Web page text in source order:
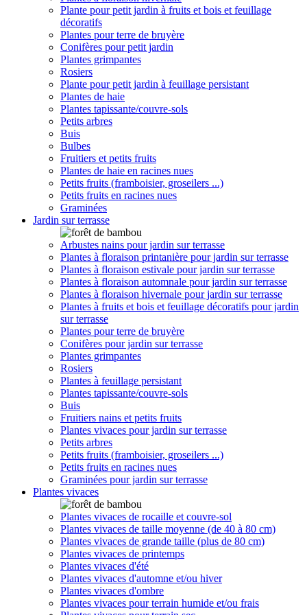
Plante pour petit jardin à fruits et bois et feuillage
décoratifs
Plantes pour terre de bruyère
Conifères pour petit jardin
Plantes grimpantes
Rosiers
Plante pour petit jardin à feuillage persistant
Plantes de haie
Plantes tapissante/couvre-sols
Petits arbres
Buis
Bulbes
Fruitiers et petits fruits
Plantes de haie en racines nues
Petits fruits (framboisier, groseilers ...)
Petits fruits en racines nues
Graminées
Jardin sur terrasse
Arbustes nains pour jardin sur terrasse
Plantes à floraison printanière pour jardin sur terrasse
Plantes à floraison estivale pour jardin sur terrasse
Plantes à floraison automnale pour jardin sur terrasse
Plantes à floraison hivernale pour jardin sur terrasse
Plantes à fruits et bois et feuillage décoratifs pour jardin
sur terrasse
Plantes pour terre de bruyère
Conifères pour jardin sur terrasse
Plantes grimpantes
Rosiers
Plantes à feuillage persistant
Plantes tapissante/couvre-sols
Buis
Fruitiers nains et petits fruits
Plantes vivaces pour jardin sur terrasse
Petits arbres
Petits fruits (framboisier, groseilers ...)
Petits fruits en racines nues
Graminées pour jardin sur terrasse
Plantes vivaces
Plantes vivaces de rocaille et couvre-sol
Plantes vivaces de taille moyenne (de 40 à 80 cm)
Plantes vivaces de grande taille (plus de 80 cm)
Plantes vivaces de printemps
Plantes vivaces d'été
Plantes vivaces d'automne et/ou hiver
Plantes vivaces d'ombre
Plantes vivaces pour terrain humide et/ou frais